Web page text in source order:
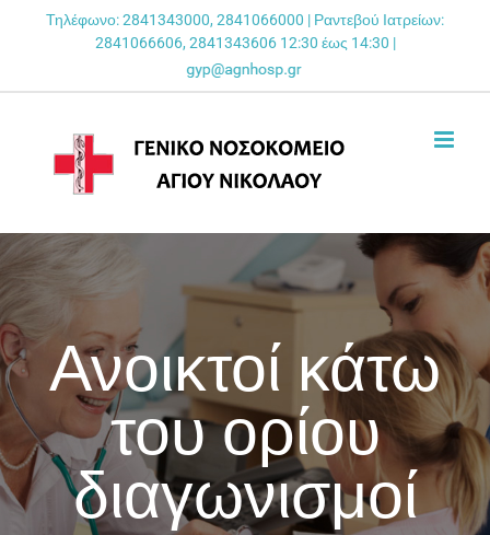
Τηλέφωνο: 2841343000, 2841066000 | Ραντεβού Ιατρείων:
2841066606, 2841343606 12:30 έως 14:30 |
Ανοικτοί κάτω
του ορίου
διαγωνισμοί